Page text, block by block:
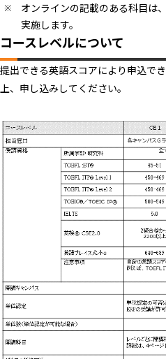
オンラインの記載のある科目は
実施します。
コースレベルについて
提出できる英語スコアにより申込で
上、申し込みしてください。